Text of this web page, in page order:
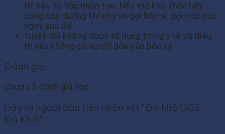
thì hãy hô hấp nhân tạo. Nếu thở khó khăn hãy
cung cấp dưỡng khí oxy và gọi bác sĩ, gọi cấp cứu
ngay sau đó.
Tuyệt đối không được sử dụng trong y tế và điều
trị nếu không có sự chỉ dẫn của bác sỹ.
Đánh giá
Chưa có đánh giá nào.
Hãy là người đầu tiên nhận xét “Đá khô CO2 –
Đá Khối”